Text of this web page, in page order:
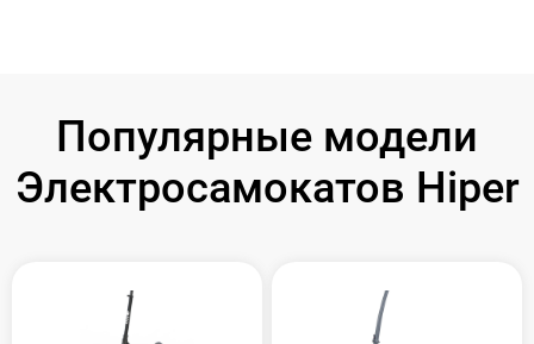
Популярные модели
Электросамокатов Hiper